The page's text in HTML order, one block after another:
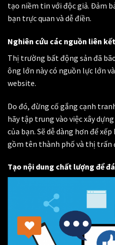
tạo niềm tin với độc giả. Đảm
bạn trực quan và dễ điền.
Nghiên cứu các nguồn liên
Thị trường bất động sản đã
ông lớn này có nguồn lực lớn
website.
Do đó, đừng cố gắng cạnh
hãy tập trung vào việc xây
của bạn. Sẽ dễ dàng hơn để
gồm tên thành phố và thị trấn
Tạo nội dung chất lượng để